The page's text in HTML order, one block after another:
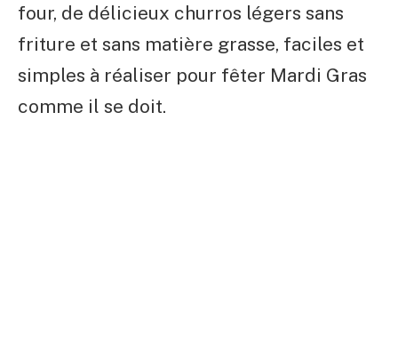
four, de délicieux churros légers sans
friture et sans matière grasse, faciles et
simples à réaliser pour fêter Mardi Gras
comme il se doit.